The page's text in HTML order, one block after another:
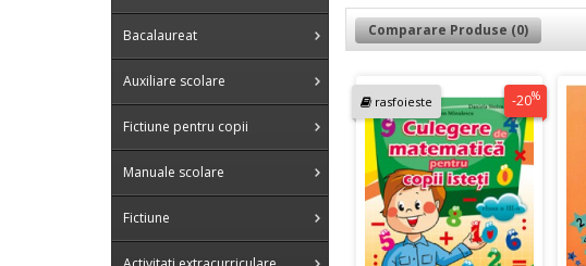
Bacalaureat
Auxiliare scolare
Fictiune pentru copii
Manuale scolare
Fictiune
Comparare Produse (0)
rasfoieste -20%